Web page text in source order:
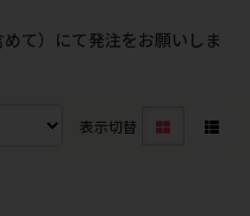
て）にて発注をお願いしま
表示切替